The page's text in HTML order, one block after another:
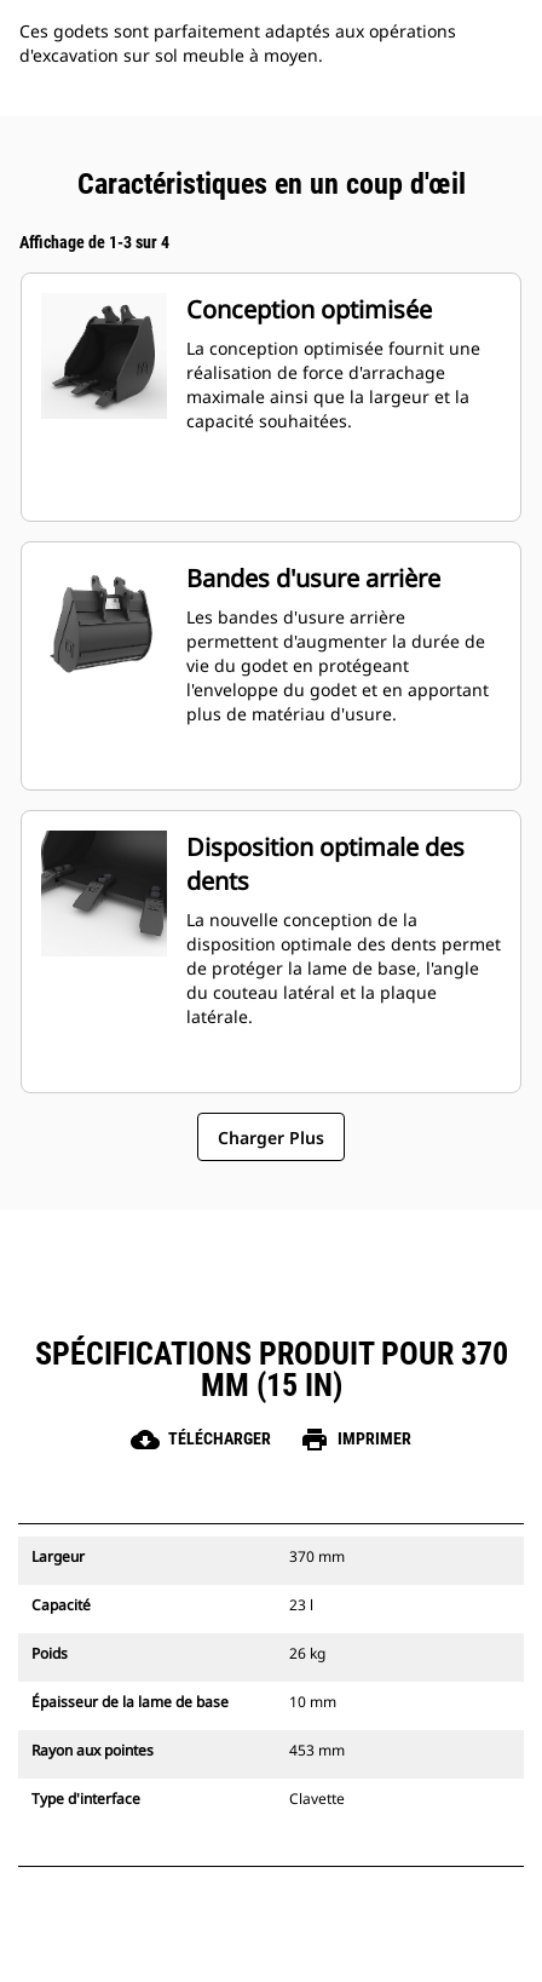
Ces godets sont parfaitement adaptés aux opérations
d'excavation sur sol meuble à moyen.
Caractéristiques en un coup d'œil
Affichage de 1-3 sur 4
Conception optimisée
La conception optimisée fournit une
réalisation de force d'arrachage
maximale ainsi que la largeur et la
capacité souhaitées.
Bandes d'usure arrière
Les bandes d'usure arrière
permettent d'augmenter la durée de
vie du godet en protégeant
l'enveloppe du godet et en apportant
plus de matériau d'usure.
Disposition optimale des
dents
La nouvelle conception de la
disposition optimale des dents permet
de protéger la lame de base, l'angle
du couteau latéral et la plaque
latérale.
Charger Plus
SPÉCIFICATIONS PRODUIT POUR 370
MM (15 IN)
cloud_download TÉLÉCHARGER print IMPRIMER
Largeur 370 mm
Capacité 23 l
Poids 26 kg
Épaisseur de la lame de base 10 mm
Rayon aux pointes 453 mm
Type d'interface Clavette